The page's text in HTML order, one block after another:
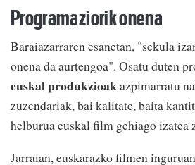
Programaziorik onena
Baraiazarraren esanetan, "sekula
onena da aurtengoa". Osatu duten
euskal produkzioakazpimarratu
zuzendariak, bai kalitate, baita
helburua euskal film gehiago izatea
Jarraian, euskarazko filmen